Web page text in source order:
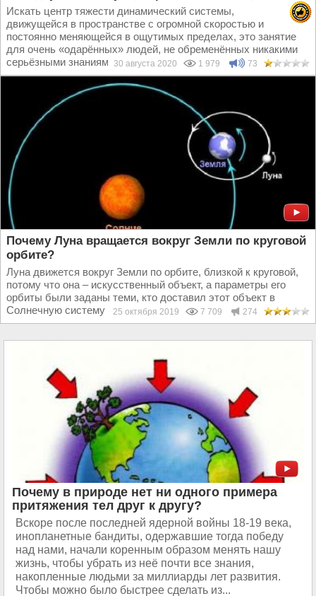
Искать центр тяжести динамический системы,
движущейся в пространстве с огромной скоростью и
постоянно меняющейся в ощутимых пределах, это занятие
для очень «одарённых» людей, не обременённых никакими
серьёзными знаниями...30 августа 2020 1 979 73
Почему Луна вращается вокруг Земли по круговой
орбите?
Луна движется вокруг Земли по орбите, близкой к круговой,
потому что она – искусственный объект, а параметры его
орбиты были заданы теми, кто доставил этот объект в
Солнечную систему и заставил вращаться...
25 октября 2019 7 709 274
Почему в природе нет ни одного примера
притяжения тел друг к другу?
Вскоре после последней ядерной войны 18-19 века,
инопланетные бандиты, одержавшие тогда победу
над нами, начали коренным образом менять нашу
жизнь, чтобы убрать из неё почти все знания,
накопленные людьми за миллиарды лет развития.
Чтобы можно было быстрее сделать из...